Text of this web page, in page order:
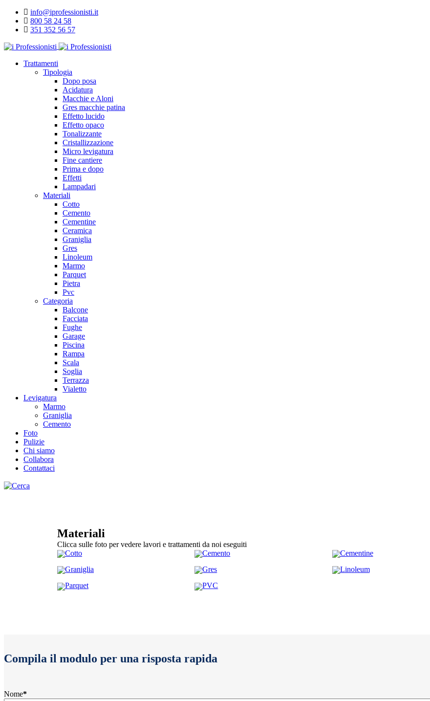
info@iprofessionisti.it
800 58 24 58
351 352 56 57
Trattamenti
Tipologia
Dopo posa
Acidatura
Macchie e Aloni
Gres macchie patina
Effetto lucido
Effetto opaco
Tonalizzante
Cristallizzazione
Micro levigatura
Fine cantiere
Prima e dopo
Effetti
Lampadari
Materiali
Cotto
Cemento
Cementine
Ceramica
Graniglia
Gres
Linoleum
Marmo
Parquet
Pietra
Pvc
Categoria
Balcone
Facciata
Fughe
Garage
Piscina
Rampa
Scala
Soglia
Terrazza
Vialetto
Levigatura
Marmo
Graniglia
Cemento
Foto
Pulizie
Chi siamo
Collabora
Contattaci
Materiali
Clicca sulle foto per vedere lavori e trattamenti da noi eseguiti
Cotto
Cemento Cementine
Graniglia
Gres Linoleum
Parquet
PVC
Compila il modulo per una risposta rapida
Nome*